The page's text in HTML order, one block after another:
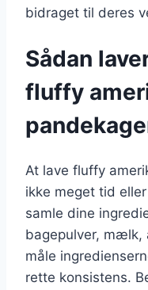
bidraget til deres
Sådan
fluffy
At lave fluffy
ikke meget tid
samle dine
bagepulver, mælk,
måle
rette konsistens.